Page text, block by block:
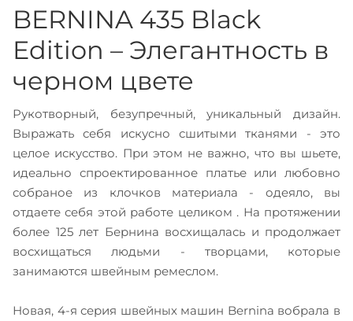
BERNINA 435 Black
Edition – Элегантность в
черном цвете
Рукотворный, безупречный, уникальный дизайн.
Выражать себя искусно сшитыми тканями - это
целое искусство. При этом не важно, что вы шьете,
идеально спроектированное платье или любовно
собраное из клочков материала - одеяло, вы
отдаете себя этой работе целиком . На протяжении
более 125 лет Бернина восхищалась и продолжает
восхищаться людьми - творцами, которые
занимаются швейным ремеслом.
Новая, 4-я серия швейных машин Bernina вобрала в